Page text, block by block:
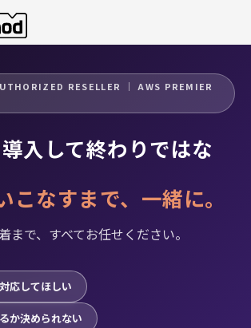
RESELLER ｜ AWS PREMIER
支援 — クラスメソッド
入して終わりではな
こなすまで、一緒に。
まで、すべてお任せください。
応してほしい
か決められない